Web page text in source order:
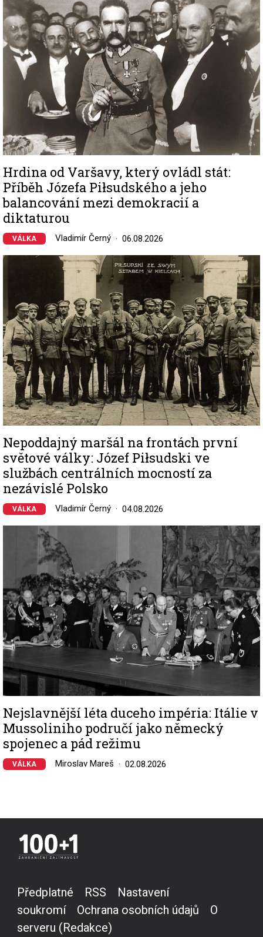
Hrdina od Varšavy, který ovládl stát:
Příběh Józefa Piłsudského a jeho
balancování mezi demokracií a
diktaturou
VÁLKA Vladimír Černý 06.08.2026
Image
Nepoddajný maršál na frontách první
světové války: Józef Piłsudski ve
službách centrálních mocností za
nezávislé Polsko
VÁLKA Vladimír Černý 04.08.2026
Nejslavnější léta duceho impéria: Itálie v
Mussoliniho područí jako německý
spojenec a pád režimu
VÁLKA Miroslav Mareš 02.08.2026
Předplatné RSS
Nastavení
soukromí
Ochrana osobních údajů
O
serveru (Redakce)